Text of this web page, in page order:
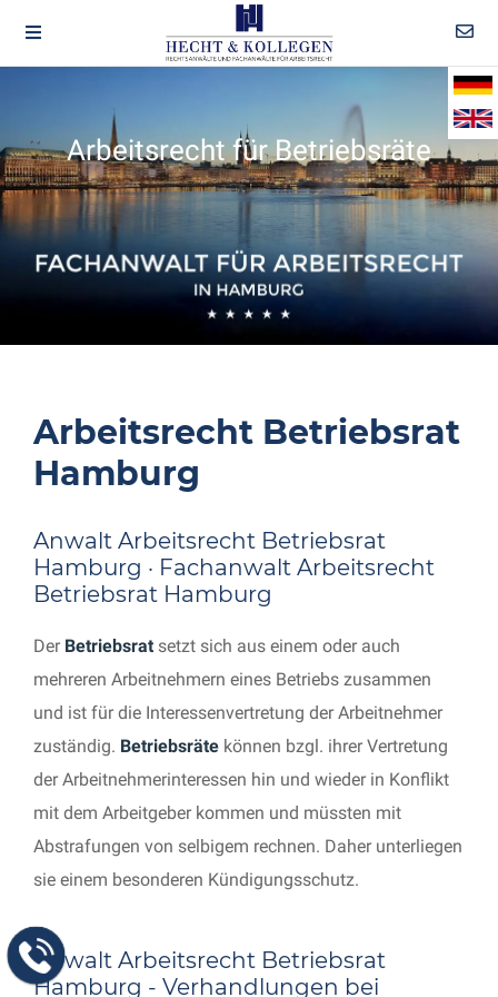
Arbeitsrecht für Betriebsräte
Arbeitsrecht Betriebsrat
Hamburg
Anwalt Arbeitsrecht Betriebsrat
Hamburg · Fachanwalt Arbeitsrecht
Betriebsrat Hamburg
Der Betriebsrat setzt sich aus einem oder auch
mehreren Arbeitnehmern eines Betriebs zusammen
und ist für die Interessenvertretung der Arbeitnehmer
zuständig. Betriebsräte können bzgl. ihrer Vertretung
der Arbeitnehmerinteressen hin und wieder in Konflikt
mit dem Arbeitgeber kommen und müssten mit
Abstrafungen von selbigem rechnen. Daher unterliegen
sie einem besonderen Kündigungsschutz.
Anwalt Arbeitsrecht Betriebsrat
Hamburg - Verhandlungen bei